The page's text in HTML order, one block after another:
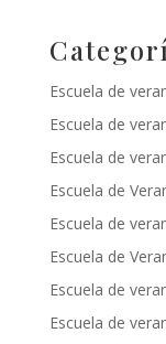
Escuela de
Escuela de
Escuela de
Escuela de
Escuela de
Escuela de
Escuela de
Escuela de